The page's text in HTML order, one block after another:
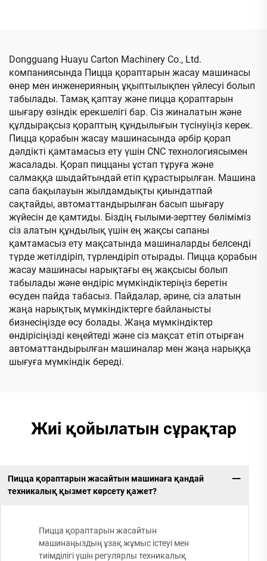
байланымы бар машина
(Вакуумды трансферлік
төменгі баспа)
Dongguang Huayu Carton Machinery Co., Ltd.
компаниясында Пицца қораптарын жасау машинасы
өнер мен инженерияның ұқыптылықпен үйлесуі болып
табылады. Тамақ қаптау және пицца қораптарын
шығару өзіндік ерекшелігі бар. Сіз жиналатын және
құлдырақсыз қораптың құндылығын түсінуіңіз керек.
Пицца қорабын жасау машинасында әрбір қорап
дәлдікті қамтамасыз ету үшін CNC технологиясымен
жасалады. Қорап пиццаны ұстап тұруға және
салмаққа шыдайтындай етіп құрастырылған. Машина
сапа бақылауын жылдамдықты қиындатпай
сақтайды, автоматтандырылған басып шығару
жүйесін де қамтиды. Біздің ғылыми-зерттеу бөліміміз
сіз алатын құндылық үшін ең жақсы сапаны
қамтамасыз ету мақсатында машиналарды белсенді
түрде жетілдіріп, түрлендіріп отырады. Пицца қорабын
жасау машинасы нарықтағы ең жақсысы болып
табылады және өндіріс мүмкіндіктеріңіз беретін
өсуден пайда табасыз. Пайдалар, әрине, сіз алатын
жаңа нарықтық мүмкіндіктерге байланысты
бизнесіңізде өсу болады. Жаңа мүмкіндіктер
өндірісіңізді кеңейтеді және сіз мақсат етіп отырған
автоматтандырылған машиналар мен жаңа нарыққа
шығуға мүмкіндік береді.
Жиі қойылатын сұрақтар
Пицца қораптарын жасайтын машинаға қандай
техникалық қызмет көрсету қажет?
Пицца қораптарын жасайтын
машинаңыздың ұзақ жұмыс істеуі мен
тиімділігі үшін регулярлы техникалық